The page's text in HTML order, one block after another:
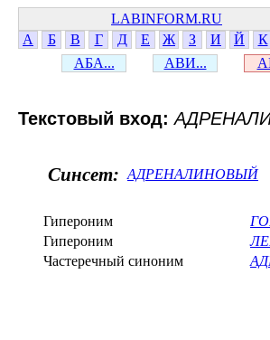
LABINFORM.RU
А
Б В Г Д Е Ж З И Й К
АБА...
АВИ...
Текстовый вход:
Синсет: АДРЕНАЛИНОВЫЙ
Гипероним
Гипероним
Частеречный синоним